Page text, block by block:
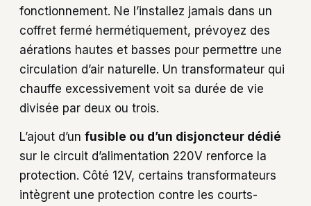
fonctionnement. Ne l’installez jamais dans un
coffret fermé hermétiquement, prévoyez des
aérations hautes et basses pour permettre une
circulation d’air naturelle. Un transformateur qui
chauffe excessivement voit sa durée de vie
divisée par deux ou trois.
L’ajout d’un fusible ou d’un disjoncteur dédié
sur le circuit d’alimentation 220V renforce la
protection. Côté 12V, certains transformateurs
intègrent une protection contre les courts-